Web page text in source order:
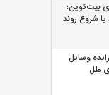
درصدی بیت‌کوین؛
شروع روند
شماره 2 مزایده وسایل
ملل